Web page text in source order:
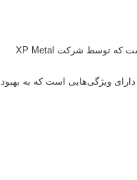
پین‌ پوینتر MI-6 یکی از پیشرفته‌ ترین دستگاه‌ های شناسایی فلز است که توسط شرکت XP Metal
ویژگی‌هایی است که به بهبود